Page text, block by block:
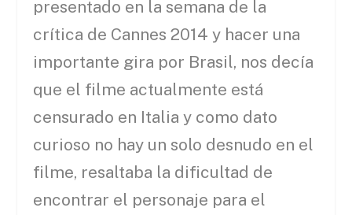
presentado en la semana de la
crítica de Cannes 2014 y hacer una
importante gira por Brasil, nos decía
que el filme actualmente está
censurado en Italia y como dato
curioso no hay un solo desnudo en el
filme, resaltaba la dificultad de
encontrar el personaje para el